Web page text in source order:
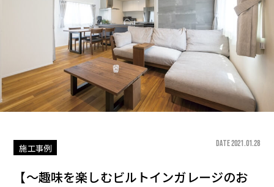
施工事例 DATE 2021.01.28
【〜趣味を楽しむビルトインガレージのお